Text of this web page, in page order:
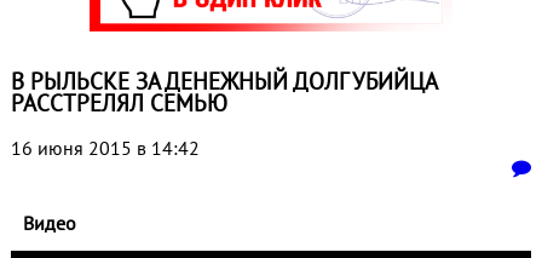
В РЫЛЬСКЕ ЗА ДЕНЕЖНЫЙ ДОЛГ УБИЙЦА
РАССТРЕЛЯЛ СЕМЬЮ
16 июня 2015 в 14:42
Видео